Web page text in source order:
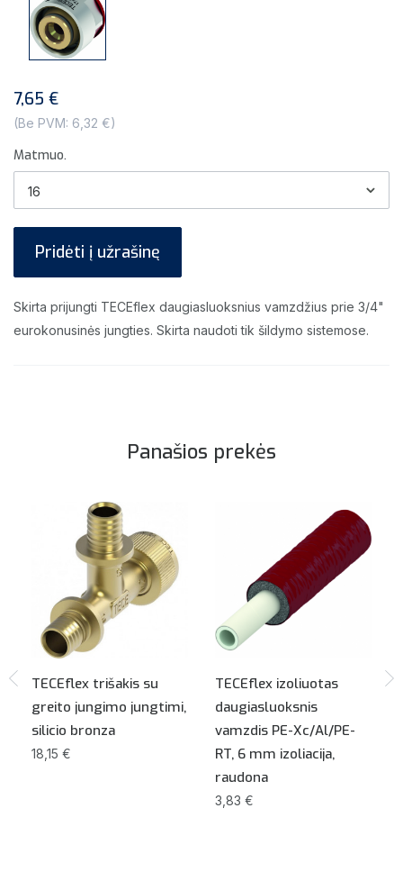
7,65 €
(Be PVM: 6,32 €)
Matmuo.
Pridėti į užrašinę
Skirta prijungti TECEflex daugiasluoksnius vamzdžius prie 3/4"
eurokonusinės jungties. Skirta naudoti tik šildymo sistemose.
Panašios prekės
TECEflex trišakis su
greito jungimo jungtimi,
silicio bronza
18,15 €
TECEflex izoliuotas
daugiasluoksnis
vamzdis PE-Xc/Al/PE-
RT, 6 mm izoliacija,
raudona
3,83 €